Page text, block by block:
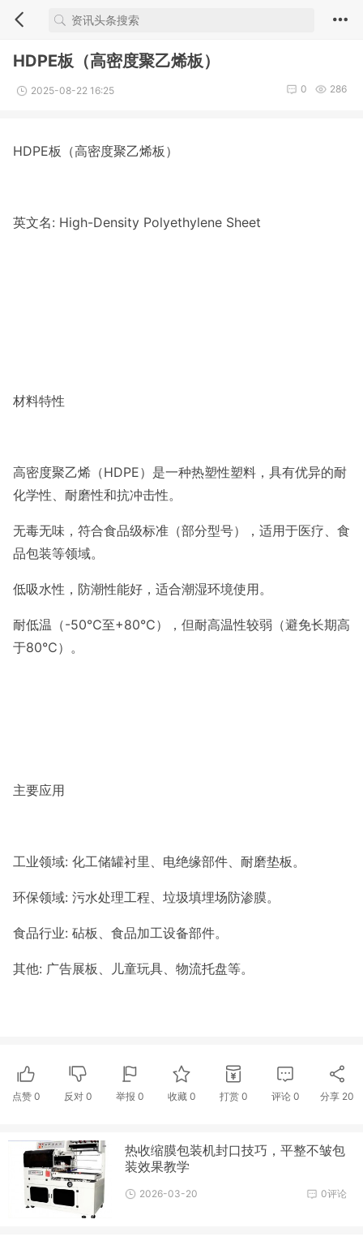
HDPE板（高密度聚乙烯板）
2025-08-22 16:25 286
0
HDPE板（高密度聚乙烯板）
英文名: High-Density Polyethylene Sheet
材料特性
高密度聚乙烯（HDPE）是一种热塑性塑料，具有优异的耐
化学性、耐磨性和抗冲击性。
无毒无味，符合食品级标准（部分型号），适用于医疗、食
品包装等领域。
低吸水性，防潮性能好，适合潮湿环境使用。
耐低温（-50℃至+80℃），但耐高温性较弱（避免长期高
于80℃）。
主要应用
工业领域: 化工储罐衬里、电绝缘部件、耐磨垫板。
环保领域: 污水处理工程、垃圾填埋场防渗膜。
食品行业: 砧板、食品加工设备部件。
其他: 广告展板、儿童玩具、物流托盘等。
点赞 0 反对 0 举报 0 收藏 0 打赏 0 评论 0 分享 20
热收缩膜包装机封口技巧，平整不皱包
装效果教学
0评论
2026-03-20